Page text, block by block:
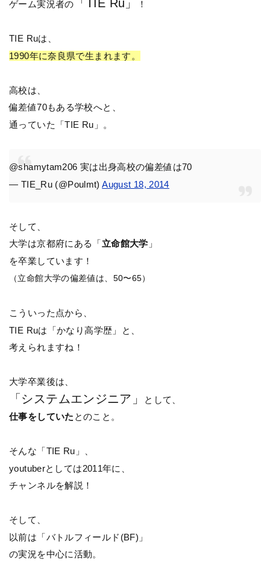
ゲーム実況者の 「TIE Ru」 ！
TIE Ruは、
1990年に奈良県で生まれます。
高校は、
偏差値70もある学校へと、
通っていた「TIE Ru」。
@shamytam206 実は出身高校の偏差値は70
— TIE_Ru (@Poulmt)August 18, 2014
そして、
大学は京都府にある「立命館大学 」
を卒業しています！
（立命館大学の偏差値は、50〜65）
こういった点から、
TIE Ruは「かなり高学歴」と、
考えられますね！
大学卒業後は、
「システムエンジニア」
として、
仕事をしていた とのこと。
そんな「TIE Ru」、
youtuberとしては2011年に、
チャンネルを解説！
そして、
以前は「バトルフィールド(BF)」
の実況を中心に活動。